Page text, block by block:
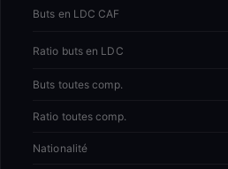
Buts en LDC CAF
Ratio buts en LDC
Buts toutes comp.
Ratio toutes comp.
Nationalité